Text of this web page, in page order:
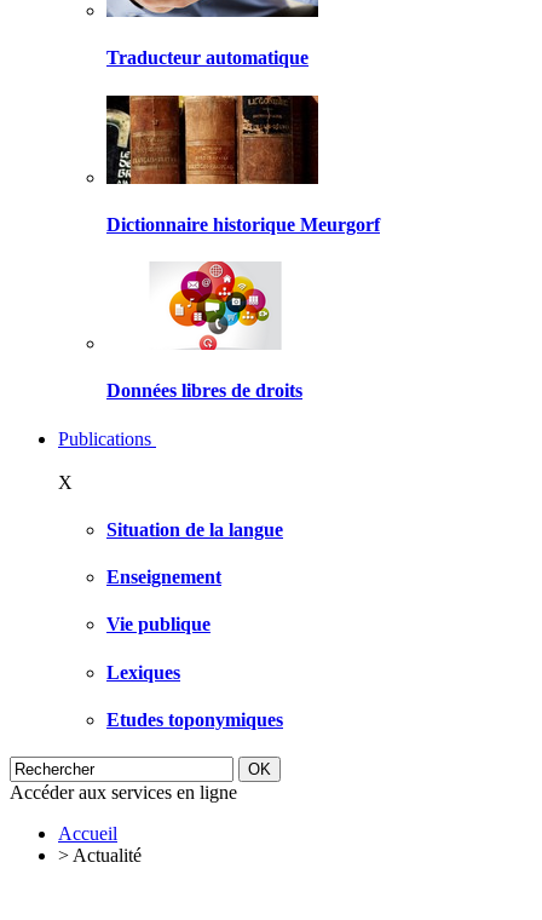
Traducteur automatique
Dictionnaire historique Meurgorf
Données libres de droits
Publications
X
Situation de la langue
Enseignement
Vie publique
Lexiques
Etudes toponymiques
Accéder aux services en ligne
Accueil
> Actualité